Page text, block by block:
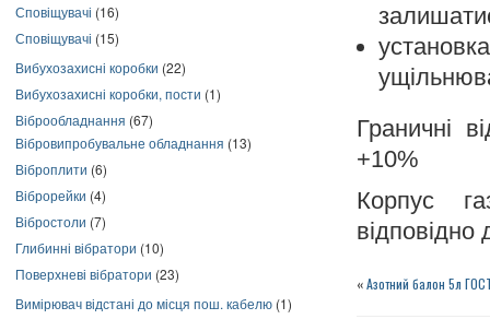
Сповіщувачі (16)
Сповіщувачі (15)
Вибухозахисні коробки (22)
Вибухозахисні коробки, пости (1)
Віброобладнання (67)
Вібровипробувальне обладнання (13)
Віброплити (6)
Віброрейки (4)
Вібростоли (7)
Глибинні вібратори (10)
Поверхневі вібратори (23)
Вимірювач відстані до місця пош. кабелю (1)
Граничні
+10%
Корпус
відповідно
«Азотний балон 5л